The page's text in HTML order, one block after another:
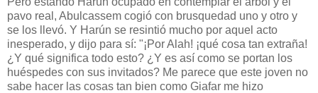
pavo real, Abulcassem cogió con brusquedad uno y otro y
se los llevó. Y Harún se resintió mucho por aquel acto
inesperado, y dijo para sí: "¡Por Alah! ¡qué cosa tan extraña!
¿Y qué significa todo esto? ¿Y es así como se portan los
huéspedes con sus invitados? Me parece que este joven no
sabe hacer las cosas tan bien como Giafar me hizo